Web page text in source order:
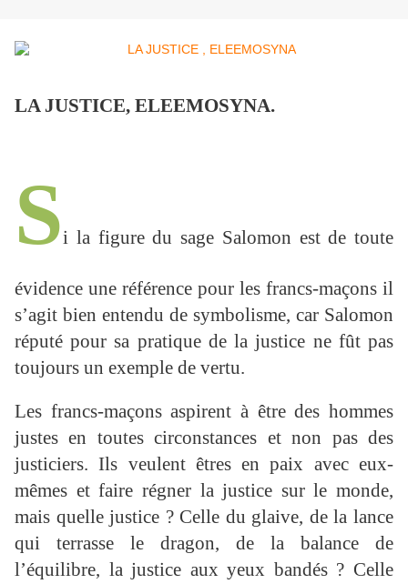
LA JUSTICE, ELEEMOSYNA.
Si la figure du sage Salomon est de toute
évidence une référence pour les francs-maçons il
s’agit bien entendu de symbolisme, car Salomon
réputé pour sa pratique de la justice ne fût pas
toujours un exemple de vertu.
Les francs-maçons aspirent à être des hommes
justes en toutes circonstances et non pas des
justiciers. Ils veulent êtres en paix avec eux-
mêmes et faire régner la justice sur le monde,
mais quelle justice ? Celle du glaive, de la lance
qui terrasse le dragon, de la balance de
l’équilibre, la justice aux yeux bandés ? Celle